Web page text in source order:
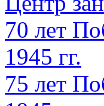
70 лет
1945 гг.
75 лет